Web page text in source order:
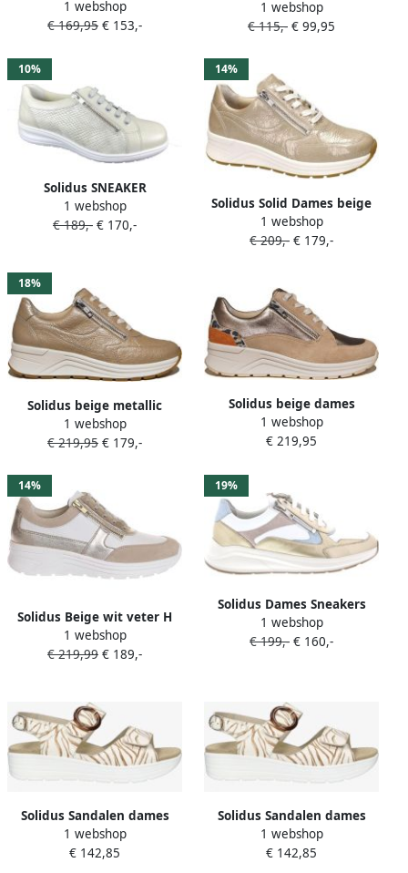
zandkleur sandalen
1 webshop
€ 169,95 € 153,-
white ecru parel slippers &
muiltjes
1 webshop
€ 115,- € 99,95
10%
Solidus SNEAKER
1 webshop
€ 189,- € 170,-
14%
Solidus Solid Dames beige
sneakers
1 webshop
€ 209,- € 179,-
18%
Solidus beige metallic
dames sneakers Holly
1 webshop
€ 219,95 € 179,-
Solidus beige dames
sneakers
1 webshop
€ 219,95
14%
Solidus Beige wit veter H
46022-30599 H BEIGE
1 webshop
€ 219,99 € 189,-
19%
Solidus Dames Sneakers
Kitty 54501-40617 H+k
Platina
1 webshop
€ 199,- € 160,-
Solidus Sandalen dames
Greta 48022-90349 Mali
Camel (G) en
1 webshop
€ 142,85
Solidus Sandalen dames
Greta 48022-90349 Mali
Camel (G) 2 3 en
1 webshop
€ 142,85